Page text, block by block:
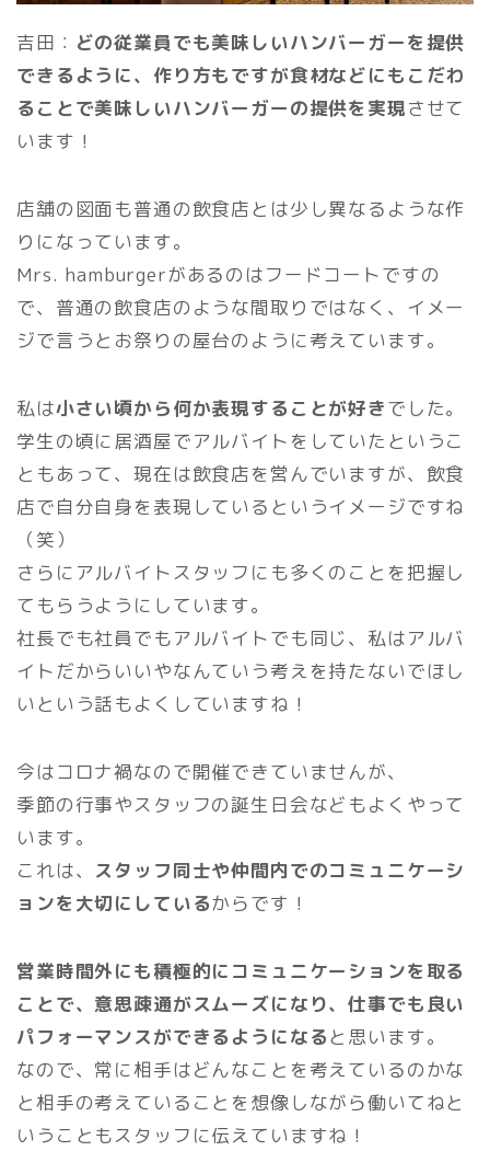
吉田： どの従業員でも美味しいハンバーガーを提供
できるように、作り方もですが食材などにもこだわ
ることで美味しいハンバーガーの提供を実現させて
います！
店舗の図面も普通の飲食店とは少し異なるような作
りになっています。
Mrs. hamburgerがあるのはフードコートですの
で、普通の飲食店のような間取りではなく、イメー
ジで言うとお祭りの屋台のように考えています。
私は小さい頃から何か表現することが好きでした。
学生の頃に居酒屋でアルバイトをしていたというこ
ともあって、現在は飲食店を営んでいますが、飲食
店で自分自身を表現しているというイメージですね
（笑）
さらにアルバイトスタッフにも多くのことを把握し
てもらうようにしています。
社長でも社員でもアルバイトでも同じ、私はアルバ
イトだからいいやなんていう考えを持たないでほし
いという話もよくしていますね！
今はコロナ禍なので開催できていませんが、
季節の行事やスタッフの誕生日会などもよくやって
います。
これは、 スタッフ同士や仲間内でのコミュニケーシ
ョンを大切にしているからです！
営業時間外にも積極的にコミュニケーションを取る
ことで、意思疎通がスムーズになり、仕事でも良い
パフォーマンスができるようになると思います。
なので、常に相手はどんなことを考えているのかな
と相手の考えていることを想像しながら働いてねと
いうこともスタッフに伝えていますね！